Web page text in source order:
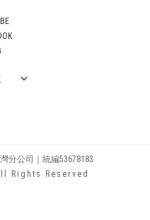
分公司｜統編53678183
Rights Reserved